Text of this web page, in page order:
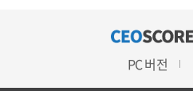
PC 버전